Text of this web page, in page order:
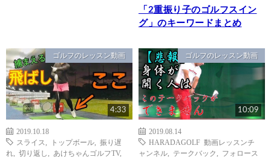
「2重振り子のゴルフスイン
グ」のキーワードまとめ
ゴルフのレッスン動画
4:33
2019.10.18
スライス
トップボール
振り遅
れ
切り返し あけちゃんゴルフTV,
ゴルフのレッスン動画
10:09
2019.08.14
HARADAGOLF 動画レッスンチ
ャンネル
テークバック
フォロース